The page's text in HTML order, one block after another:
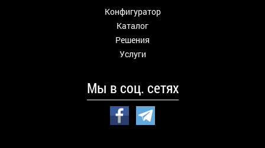
Конфигуратор
Каталог
Решения
Услуги
Мы в соц. сетях